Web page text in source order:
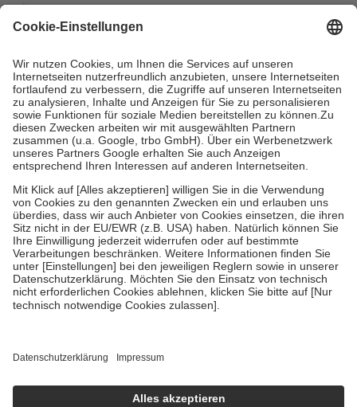
mit.
Grundsätzlich leisten Mitglieder Zuzahlungen in Höhe von zehn
höchstens zehn Euro.
Es sind jedoch nie mehr als die tatsächlichen
Kosten der Leistung zu entrichten.
Diese Regeln gelten grundsätzlich auch für Online-Apotheken.
Bei Heilmitteln und häuslicher Krankenpflege beträgt die
Zuzahlung zehn Prozent der Kosten sowie zehn Euro je
Verordnung.
Um das Engagement der Versicherten für ihre eigene Gesundheit zu
stärken und die besondere Stellung der Familie zu unterstützen,
fallenkeine Zuzahlungenan bei:
• Kindern und Jugendlichen bis zum vollendeten 18. Lebensjahr
mit Ausnahme der Fahrkosten
• Untersuchungen zur Vorsorge und Früherkennung, die von der
GKV getragen werden
• empfohlenen Schutzimpfungen
• Harn- und Blutteststreifen
getroffen, um sicherzustellen, dass es sich um echte Bewertungen
https://help.etrusted.com/hc/de/articles/4419944605341